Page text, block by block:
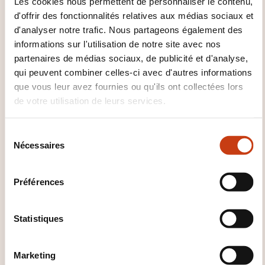
d'offrir des fonctionnalités relatives aux médias sociaux et
d'analyser notre trafic. Nous partageons également des
informations sur l'utilisation de notre site avec nos
partenaires de médias sociaux, de publicité et d'analyse,
qui peuvent combiner celles-ci avec d'autres informations
que vous leur avez fournies ou qu'ils ont collectées lors
de votre utilisation de leurs services.
Nécessaires
Préférences
Statistiques
Marketing
Contrôle statistique
Kaizen
Norme qualité
Outil qualité
Qualité hygiène sécurité
environnement
Qualité totale
Six sigma
Smed
Spc
retourner à la